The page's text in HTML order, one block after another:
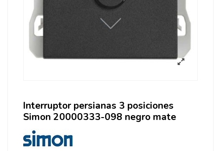
Interruptor persianas 3 posiciones
Simon 20000333-098 negro mate